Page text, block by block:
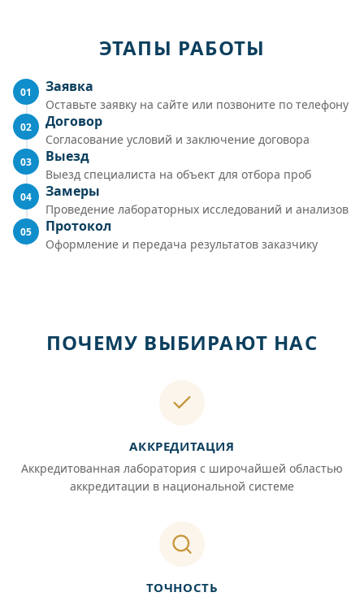
ЭТАПЫ РАБОТЫ
01 Заявка
Оставьте заявку на сайте или позвоните по телефону
02 Договор
Согласование условий и заключение договора
03 Выезд
Выезд специалиста на объект для отбора проб
04 Замеры
Проведение лабораторных исследований и анализов
05 Протокол
Оформление и передача результатов заказчику
ПОЧЕМУ ВЫБИРАЮТ НАС
АККРЕДИТАЦИЯ
Аккредитованная лаборатория с широчайшей областью
аккредитации в национальной системе
ТОЧНОСТЬ